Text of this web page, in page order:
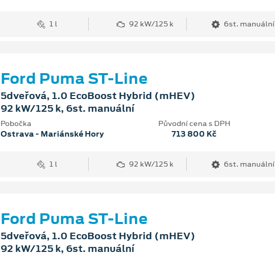
1 l 92 kW/125 k 6st. manuální
Ford Puma ST-Line
5dveřová, 1.0 EcoBoost Hybrid (mHEV)
92 kW/125 k, 6st. manuální
Pobočka
Ostrava - Mariánské Hory
Původní cena s DPH
713 800 Kč
1 l 92 kW/125 k 6st. manuální
Ford Puma ST-Line
5dveřová, 1.0 EcoBoost Hybrid (mHEV)
92 kW/125 k, 6st. manuální